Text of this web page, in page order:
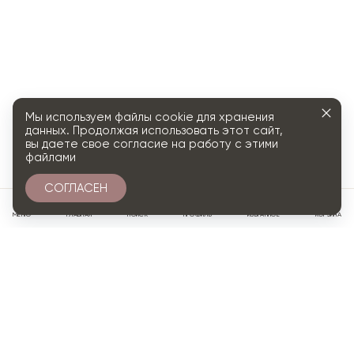
МЕНЮ ГЛАВНАЯ ПОИСК ПРОФИЛЬ ИЗБРАННОЕ КОРЗИНА
Мы используем файлы cookie для хранения
данных. Продолжая использовать этот сайт,
вы даете свое согласие на работу с этими
файлами
СОГЛАСЕН